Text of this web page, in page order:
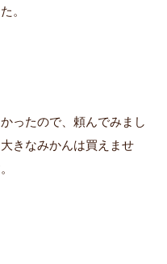
。
ったので、頼んでみまし
きなみかんは買えませ